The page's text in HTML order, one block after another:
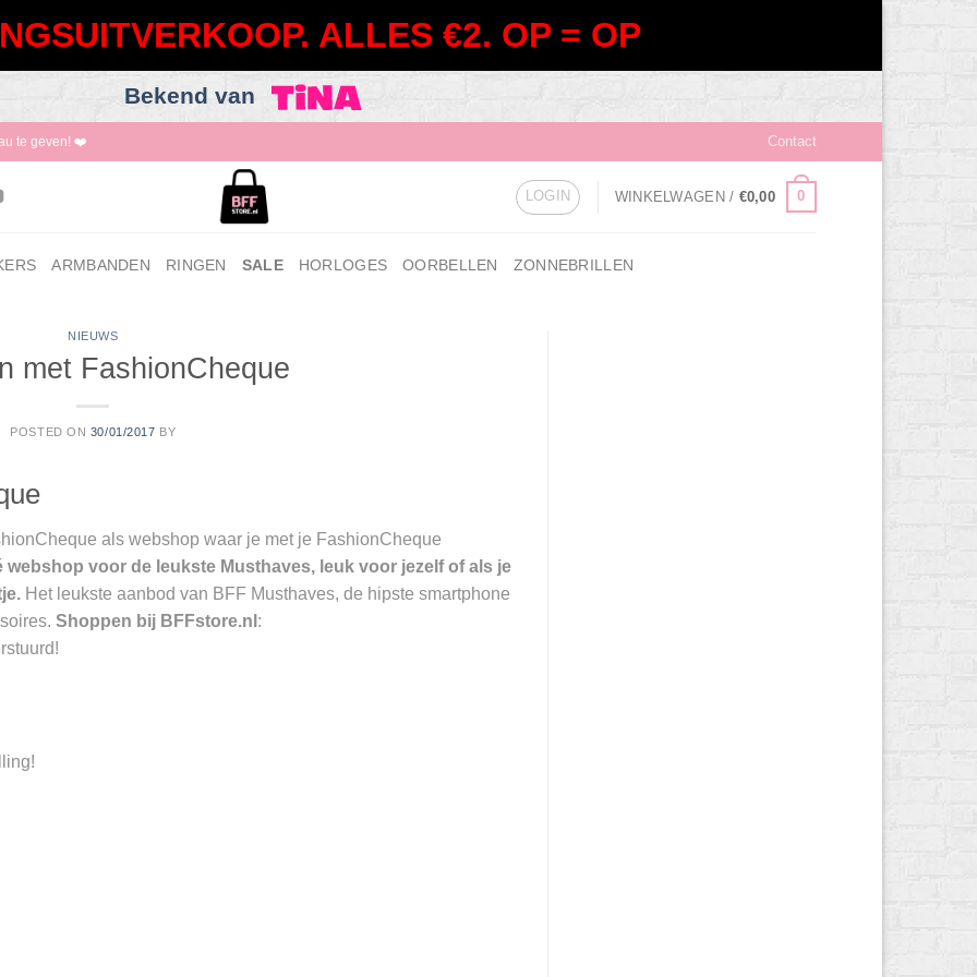
ALLES €2. OP = OP
Bekend van
te geven! ❤️ Contact
LOGIN WINKELWAGEN / €0,00 0
ARMBANDEN RINGEN SALE HORLOGES OORBELLEN ZONNEBRILLEN
NIEUWS
met FashionCheque
POSTED ON 30/01/2017 BY
als webshop waar je met je FashionCheque
webshop voor de leukste Musthaves, leuk voor jezelf of als je
Het leukste aanbod van BFF Musthaves, de hipste smartphone
Shoppen bij BFFstore.nl :